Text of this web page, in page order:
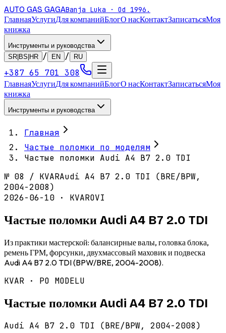
AUTO GAS GAGABanja Luka · Od 1996.
ГлавнаяУслугиДля компанийБлогО насКонтактЗаписатьсяМоя
книжка
Инструменты и руководства
SR|BS|HR
/ EN / RU
+387 65 701 308
ГлавнаяУслугиДля компанийБлогО насКонтактЗаписатьсяМоя
книжка
Инструменты и руководства
Главная
Частые поломки по моделям
Частые поломки Audi A4 B7 2.0 TDI
№ 08 / KVARAudi A4 B7 2.0 TDI (BRE/BPW,
2004-2008)
2026-06-10 · KVAROVI
Частые поломки Audi A4 B7 2.0 TDI
Из практики мастерской: балансирные валы, головка блока,
ремень ГРМ, форсунки, двухмассовый маховик и подвеска
Audi A4 B7 2.0 TDI (BPW/BRE, 2004-2008).
KVAR · PO MODELU
Частые поломки Audi A4 B7 2.0 TDI
Audi A4 B7 2.0 TDI (BRE/BPW, 2004-2008)